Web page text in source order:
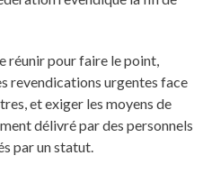
réunir pour faire le point,
revendications urgentes face
et exiger les moyens de
délivré par des personnels
par un statut.